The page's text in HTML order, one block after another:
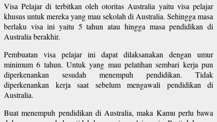
Visa Pelajar di terbitkan oleh otoritas Australia yaitu visa pelajar
khusus untuk mereka yang mau sekolah di Australia. Sehingga masa
berlaku visa ini yaitu 5 tahun atau hingga masa pendidikan di
Australia berakhir.
Pembuatan visa pelajar ini dapat dilaksanakan dengan umur
minimum 6 tahun. Untuk yang mau pelatihan sembari kerja pun
diperkenankan sesudah menempuh pendidikan. Tidak
diperkenankan kerja saat sebelum mengawali pendidikan di
Australia.
Buat menempuh pendidikan di Australia, maka Kamu perlu bawa